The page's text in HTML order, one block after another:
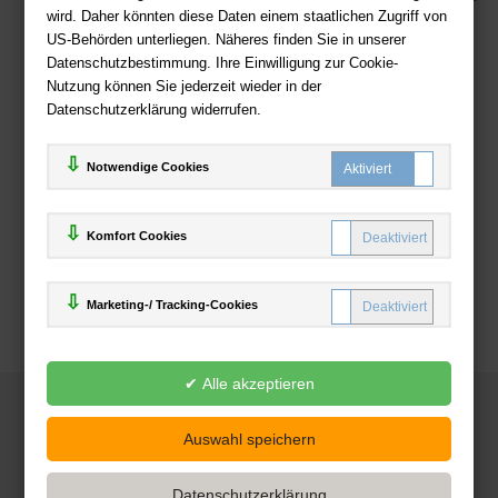
wird. Daher könnten diese Daten einem staatlichen Zugriff von
US-Behörden unterliegen. Näheres finden Sie in unserer
Datenschutzbestimmung. Ihre Einwilligung zur Cookie-
Nutzung können Sie jederzeit wieder in der
Datenschutzerklärung widerrufen.
Notwendige Cookies
Komfort Cookies
Marketing-/ Tracking-Cookies
Zahlweisen
Deutsche-Buchhandlung.de
www.deutsche-buchhandlung.de ist ein Angebot der
Handelsgesellschaft mbH
Powered by Inooga